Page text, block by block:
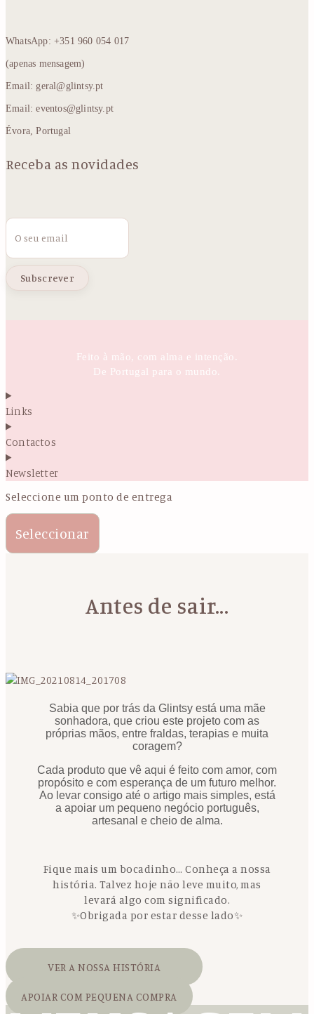
WhatsApp: +351 960 054 017
(apenas mensagem)
Email: geral@glintsy.pt
Email: eventos@glintsy.pt
Évora, Portugal
Receba as novidades
Email
Feito à mão, com alma e intenção.
De Portugal para o mundo.
Links
Contactos
Newsletter
Seleccione um ponto de entrega
Seleccionar
Antes de sair...
Sabia que por trás da Glintsy está uma mãe
sonhadora, que criou este projeto com as
próprias mãos, entre fraldas, terapias e muita
coragem?
Cada produto que vê aqui é feito com amor, com
propósito e com esperança de um futuro melhor.
Ao levar consigo até o artigo mais simples, está
a apoiar um pequeno negócio português,
artesanal e cheio de alma.
Fique mais um bocadinho… Conheça a nossa
história. Talvez hoje não leve muito, mas
levará algo com significado.
✨Obrigada por estar desse lado✨
VER A NOSSA HISTÓRIA
APOIAR COM PEQUENA COMPRA